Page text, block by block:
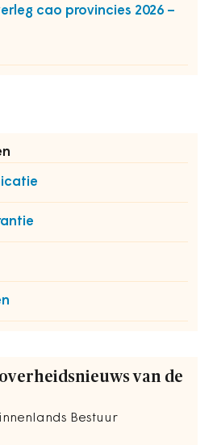
cao provincies 2026 –
van de
Bestuur